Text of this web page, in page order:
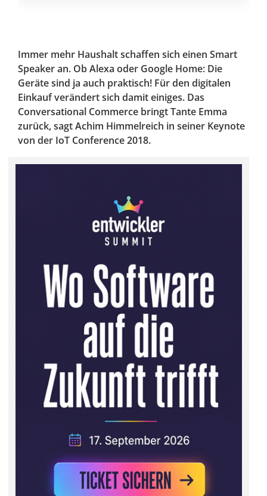
Immer mehr Haushalt schaffen sich einen Smart
Speaker an. Ob Alexa oder Google Home: Die
Geräte sind ja auch praktisch! Für den digitalen
Einkauf verändert sich damit einiges. Das
Conversational Commerce bringt Tante Emma
zurück, sagt Achim Himmelreich in seiner Keynote
von der IoT Conference 2018.